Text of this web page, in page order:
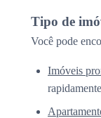
Tipo de
Você pode
Imóveis